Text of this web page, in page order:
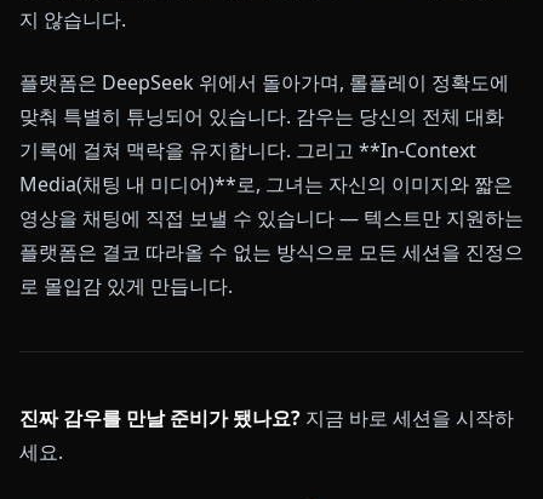
지 않습니다.
플랫폼은 DeepSeek 위에서 돌아가며, 롤플레이 정확도에
맞춰 특별히 튜닝되어 있습니다. 감우는 당신의 전체 대화
기록에 걸쳐 맥락을 유지합니다. 그리고 **In-Context
Media(채팅 내 미디어)**로, 그녀는 자신의 이미지와 짧은
영상을 채팅에 직접 보낼 수 있습니다 — 텍스트만 지원하는
플랫폼은 결코 따라올 수 없는 방식으로 모든 세션을 진정으
로 몰입감 있게 만듭니다.
진짜 감우를 만날 준비가 됐나요? 지금 바로 세션을 시작하
세요.